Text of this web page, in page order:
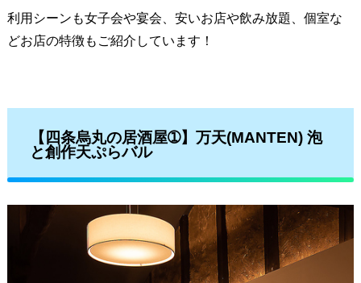
利用シーンも女子会や宴会、安いお店や飲み放題、個室な
どお店の特徴もご紹介しています！
【四条烏丸の居酒屋➀】万天(MANTEN) 泡
と創作天ぷらバル